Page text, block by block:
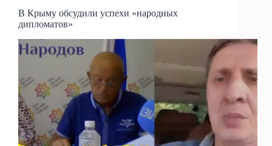
В Крыму обсудили успехи «народных
дипломатов»